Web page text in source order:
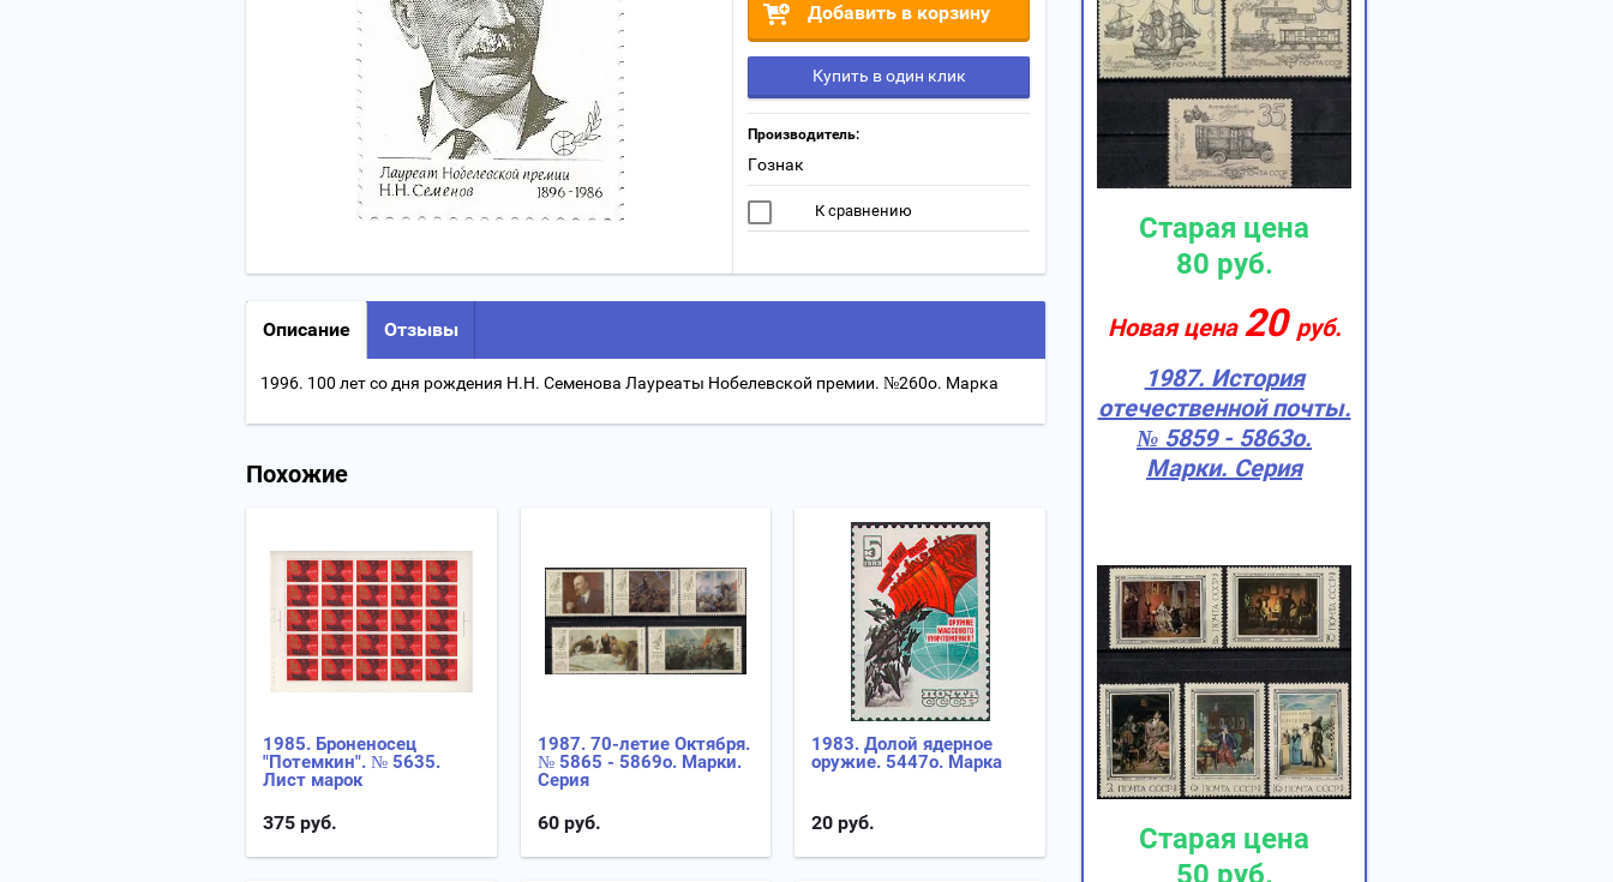
Добавить в корзину
Купить в один клик
Производитель:
Гознак
К сравнению
Описание Отзывы
1996. 100 лет со дня рождения Н.Н. Семенова Лауреаты Нобелевской премии. №260о. Марка
Похожие
1985. Броненосец
"Потемкин". № 5635.
Лист марок
375 руб.
1987. 70-летие Октября.
№ 5865 - 5869о. Марки.
Серия
60руб.
1983. Долой ядерное
оружие. 5447о. Марка
20 руб.
Старая цена
80 руб.
Новая цена 20 руб.
1987. История
отечественной почты.
№ 5859 - 5863о.
Марки. Серия
Старая цена
50 руб.